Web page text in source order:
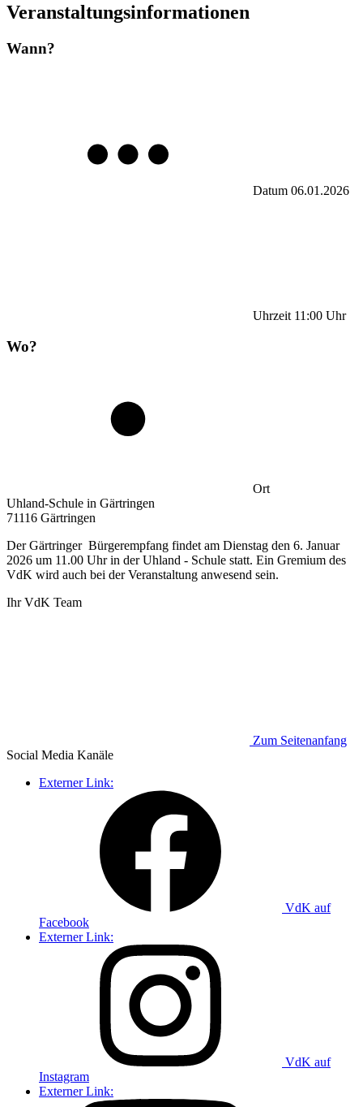
Veranstaltungsinformationen
Wann?
Datum 06.01.2026
Uhrzeit 11:00 Uhr
Wo?
Ort
Uhland-Schule in Gärtringen
71116 Gärtringen
Der Gärtringer Bürgerempfang findet am Dienstag den 6. Januar
2026 um 11.00 Uhr in der Uhland - Schule statt. Ein Gremium des
VdK wird auch bei der Veranstaltung anwesend sein.
Ihr VdK Team
Zum Seitenanfang
Social Media Kanäle
Externer Link:
VdK auf
Facebook
Externer Link:
VdK auf
Instagram
Externer Link: